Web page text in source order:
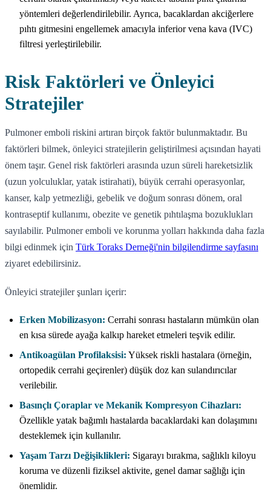
yöntemleri değerlendirilebilir. Ayrıca, bacaklardan akciğerlere
pıhtı gitmesini engellemek amacıyla inferior vena kava (IVC)
filtresi yerleştirilebilir.
Risk Faktörleri ve Önleyici
Stratejiler
Pulmoner emboli riskini artıran birçok faktör bulunmaktadır. Bu
faktörleri bilmek, önleyici stratejilerin geliştirilmesi açısından hayati
önem taşır. Genel risk faktörleri arasında uzun süreli hareketsizlik
(uzun yolculuklar, yatak istirahati), büyük cerrahi operasyonlar,
kanser, kalp yetmezliği, gebelik ve doğum sonrası dönem, oral
kontraseptif kullanımı, obezite ve genetik pıhtılaşma bozuklukları
sayılabilir. Pulmoner emboli ve korunma yolları hakkında daha fazla
bilgi edinmek için Türk Toraks Derneği'nin bilgilendirme sayfasını
ziyaret edebilirsiniz.
Önleyici stratejiler şunları içerir:
Erken Mobilizasyon: Cerrahi sonrası hastaların mümkün olan
en kısa sürede ayağa kalkıp hareket etmeleri teşvik edilir.
Antikoagülan Profilaksisi: Yüksek riskli hastalara (örneğin,
ortopedik cerrahi geçirenler) düşük doz kan sulandırıcılar
verilebilir.
Basınçlı Çoraplar ve Mekanik Kompresyon Cihazları:
Özellikle yatak bağımlı hastalarda bacaklardaki kan dolaşımını
desteklemek için kullanılır.
Yaşam Tarzı Değişiklikleri: Sigarayı bırakma, sağlıklı kiloyu
koruma ve düzenli fiziksel aktivite, genel damar sağlığı için
önemlidir.